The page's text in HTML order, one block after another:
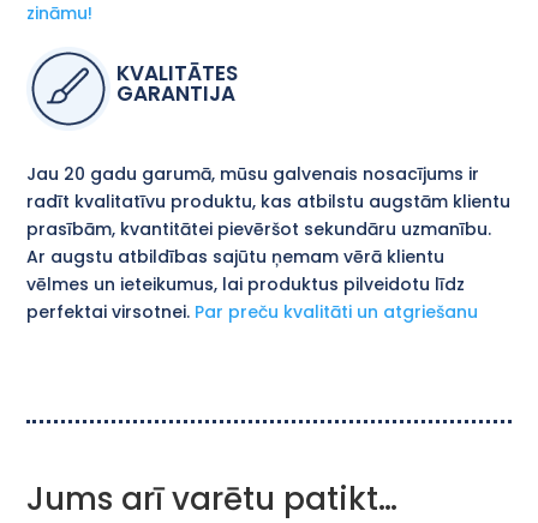
zināmu!
KVALITĀTES
GARANTIJA
Jau 20 gadu garumā, mūsu galvenais nosacījums ir
radīt kvalitatīvu produktu, kas atbilstu augstām klientu
prasībām, kvantitātei pievēršot sekundāru uzmanību.
Ar augstu atbildības sajūtu ņemam vērā klientu
vēlmes un ieteikumus, lai produktus pilveidotu līdz
perfektai virsotnei. Par preču kvalitāti un atgriešanu
Jums arī varētu patikt…